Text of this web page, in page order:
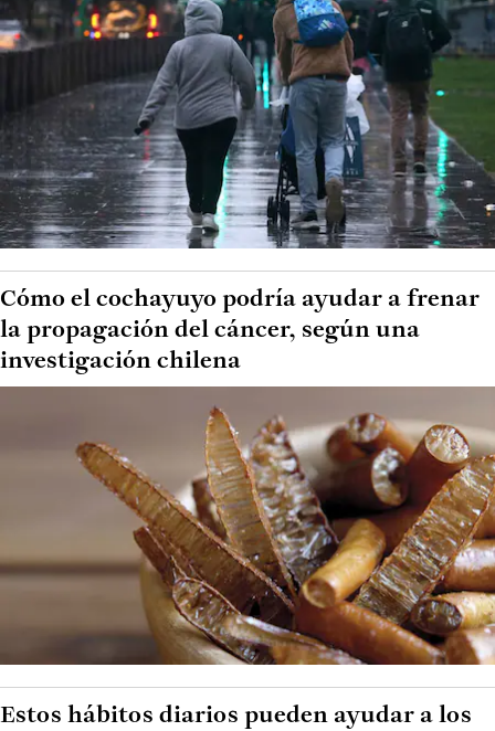
Cómo el cochayuyo podría ayudar a frenar
la propagación del cáncer, según una
investigación chilena
Estos hábitos diarios pueden ayudar a los